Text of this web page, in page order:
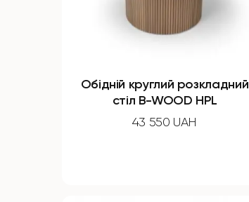
Обідній круглий розкладний
стіл B-WOOD HPL
43 550 UAH